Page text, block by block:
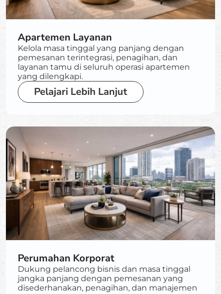
Apartemen Layanan
Kelola masa tinggal yang panjang dengan
pemesanan terintegrasi, penagihan, dan
layanan tamu di seluruh operasi apartemen
yang dilengkapi.
Pelajari Lebih Lanjut
Perumahan Korporat
Dukung pelancong bisnis dan masa tinggal
jangka panjang dengan pemesanan yang
disederhanakan, penagihan, dan manajemen